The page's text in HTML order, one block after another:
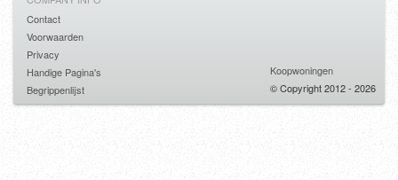
Contact
Voorwaarden
Privacy
Handige Pagina's
Begrippenlijst
Koopwoningen
© Copyright 2012 - 2026